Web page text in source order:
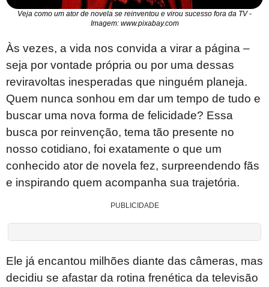
Veja como um ator de novela se reinventou e virou sucesso fora da TV -
Imagem: www.pixabay.com
Às vezes, a vida nos convida a virar a página –
seja por vontade própria ou por uma dessas
reviravoltas inesperadas que ninguém planeja.
Quem nunca sonhou em dar um tempo de tudo e
buscar uma nova forma de felicidade? Essa
busca por reinvenção, tema tão presente no
nosso cotidiano, foi exatamente o que um
conhecido ator de novela fez, surpreendendo fãs
e inspirando quem acompanha sua trajetória.
PUBLICIDADE
Ele já encantou milhões diante das câmeras, mas
decidiu se afastar da rotina frenética da televisão